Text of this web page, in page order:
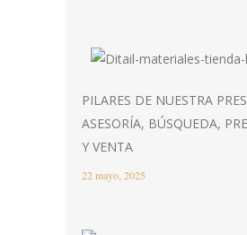
PILARES DE NUESTRA
ASESORÍA, BÚSQUEDA,
Y VENTA
22 mayo, 2025